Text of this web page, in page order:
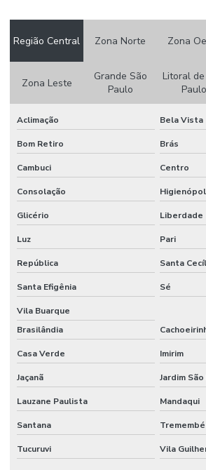
AUTOMAÇÃO
AUTOMAÇÃO
DE PORTARIA
AUTOMAÇÃO
AUTOMAÇÃO
RESIDENCIAL
ACESSIVEL
AUTOMAÇÃO
RESIDENCIAL
REMOTO
AUTOMAÇÃO
RESIDENCIAL
EM
AMERICANA
AUTOMAÇÃO
RESIDENCIAL
AMERICANA
SP
AUTOMAÇÃO
RESIDENCIAL
BALNEARIO
CAMBORIU
AUTOMAÇÃO
RESIDENCIAL
Região Central Zona Norte Zona
Zona Leste
Grande São
Paulo
Litoral
Paulo
Aclimação Bela Vista
Bom Retiro Brás
Cambuci Centro
Consolação
Glicério Liberdade
Luz Pari
República Santa
Santa Efigênia Sé
Vila Buarque
Brasilândia
Casa Verde Imirim
Jaçanã Jardim
Lauzane Paulista Mandaqui
Santana Tremembé
Tucuruvi Vila